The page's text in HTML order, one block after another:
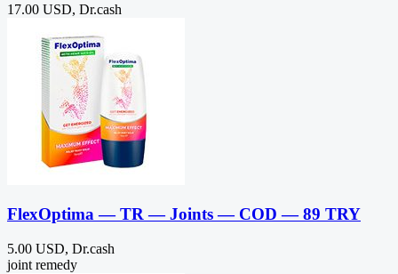
17.00 USD, Dr.cash
FlexOptima — TR — Joints — COD — 89 TRY
5.00 USD, Dr.cash
joint remedy